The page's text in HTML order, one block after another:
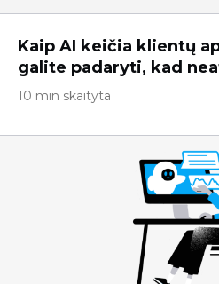
Kaip AI keičia klientų
galite padaryti, kad
10 min skaityta